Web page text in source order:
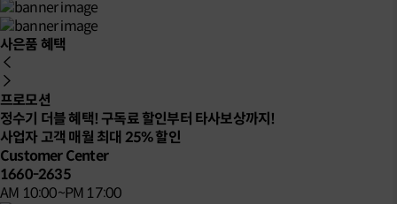
사은품 혜택
프로모션
정수기 더블 혜택! 구독료 할인부터 타사보상까지!
사업자 고객 매월 최대 25% 할인
Customer Center
1660-2635
AM 10:00~PM 17:00